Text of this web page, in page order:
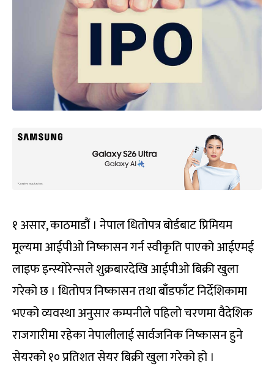
१ असार, काठमाडौं । नेपाल धितोपत्र बोर्डबाट प्रिमियम
मूल्यमा आईपीओ निष्कासन गर्न स्वीकृति पाएको आईएमई
लाइफ इन्स्योरेन्सले शुक्रबारदेखि आईपीओ बिक्री खुला
गरेको छ । धितोपत्र निष्कासन तथा बाँडफाँट निर्देशिकामा
भएको व्यवस्था अनुसार कम्पनीले पहिलो चरणमा वैदेशिक
राजगारीमा रहेका नेपालीलाई सार्वजनिक निष्कासन हुने
सेयरको १० प्रतिशत सेयर बिक्री खुला गरेको हो ।